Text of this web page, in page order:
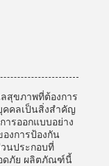
สุขภาพที่ต้องการ
คคลเป็นสิ่งสำคัญ
รออกแบบอย่าง
งการป้องกัน
นประกอบที่
ดภัย ผลิตภัณฑ์นี้